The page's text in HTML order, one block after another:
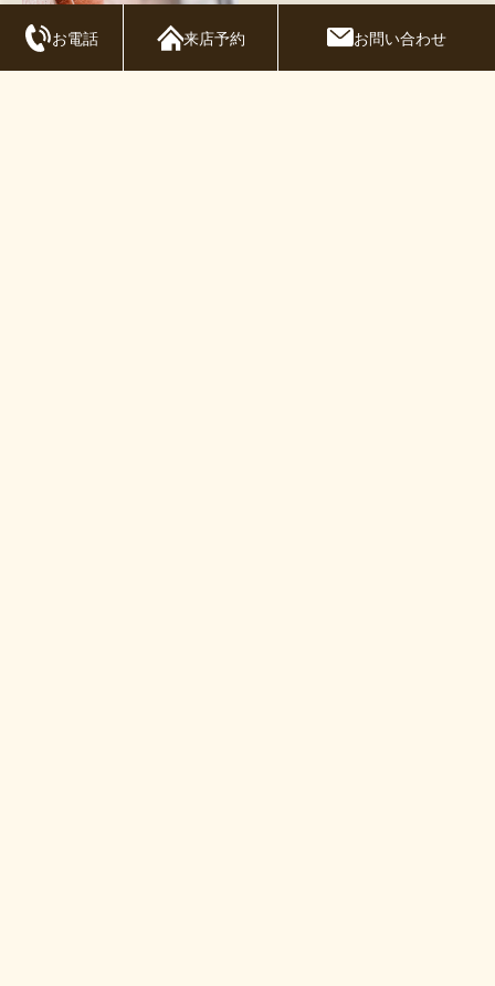
お電話 来店予約 お問い合わせ